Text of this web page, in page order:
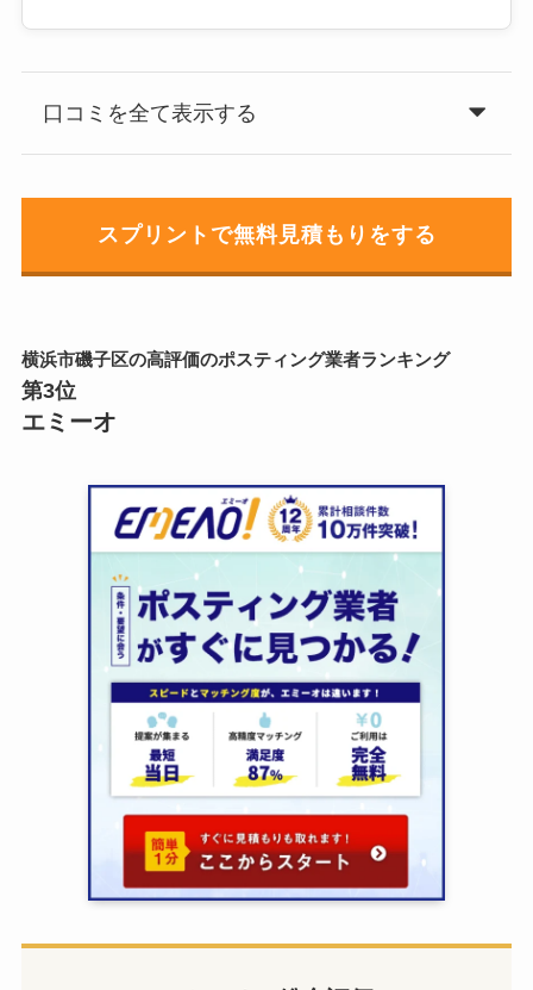
口コミを全て表示する
スプリントで無料見積もりをする
横浜市磯子区の高評価のポスティング業者ランキング
第3位
エミーオ